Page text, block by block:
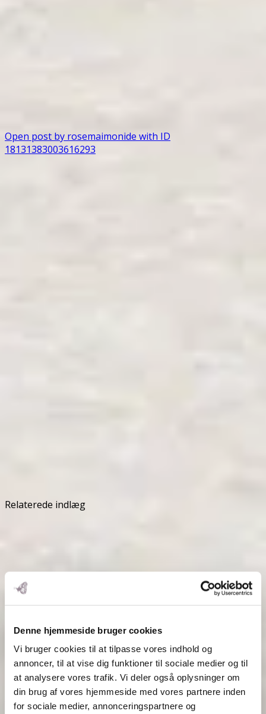
Denne hjemmeside bruger cookies
Vi bruger cookies til at tilpasse vores indhold og
annoncer, til at vise dig funktioner til sociale medier og til
at analysere vores trafik. Vi deler også oplysninger om
din brug af vores hjemmeside med vores partnere inden
for sociale medier, annonceringspartnere og
Open post by rosemaimonide with ID
18131383003616293
Relaterede indlæg
December uden stress – nyt tema